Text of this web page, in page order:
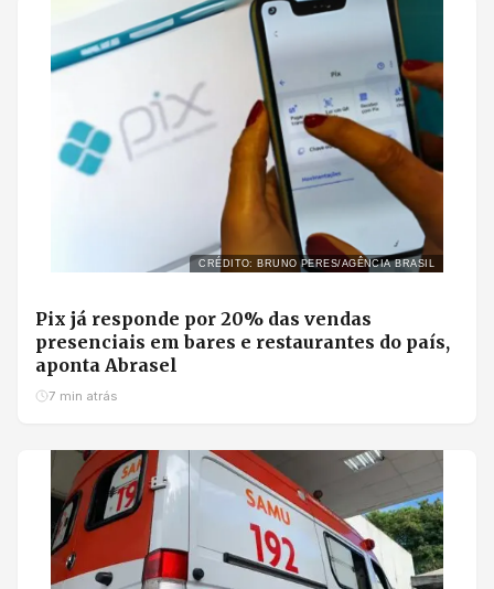
CRÉDITO: BRUNO PERES/AGÊNCIA BRASIL
Pix já responde por 20% das vendas
presenciais em bares e restaurantes do país,
aponta Abrasel
7 min atrás